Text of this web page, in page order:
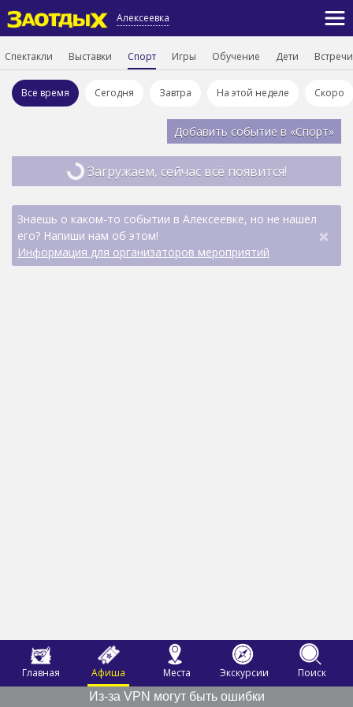
Алексеевка
Главная Афиша Места Экскурсии
Поиск
Из-за VPN могут быть ошибки
Спектакли Выставки Спорт Игры Обучение Дети Встречи
Все время Сегодня Завтра На этой неделе Скоро
Добавить событие в «Спорт»
Загружаем, сейчас всё появится!
Знаешь о каком-то событии в Алексеевке, но не нашел
его? Напиши нам об этом!
Информация для организаторов мероприятий
×